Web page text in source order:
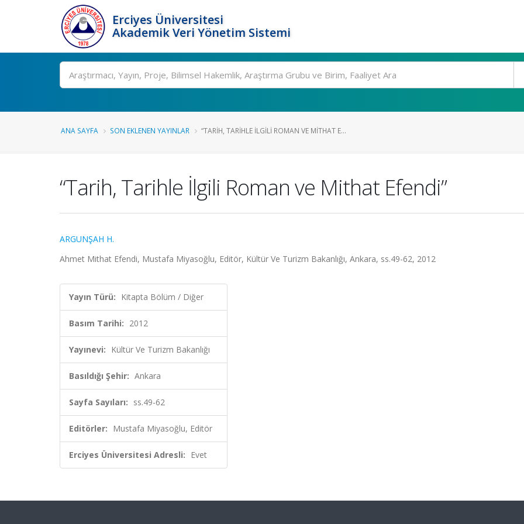
Erciyes Üniversitesi
Akademik Veri Yönetim Sistemi
Ara
ANA SAYFA SON EKLENEN YAYINLAR “TARIH, TARIHLE İLGILI ROMAN VE MITHAT E...
“Tarih, Tarihle İlgili Roman ve Mithat Efendi”
ARGUNŞAH H.
Ahmet Mithat Efendi, Mustafa Miyasoğlu, Editör, Kültür Ve Turizm Bakanlığı, Ankara, ss.49-62, 2012
Yayın Türü: Kitapta Bölüm / Diğer
Basım Tarihi: 2012
Yayınevi: Kültür Ve Turizm Bakanlığı
Basıldığı Şehir: Ankara
Sayfa Sayıları: ss.49-62
Editörler: Mustafa Miyasoğlu, Editör
Erciyes Üniversitesi Adresli: Evet